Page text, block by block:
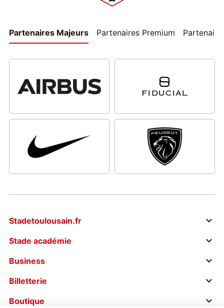
Partenaires Majeurs Partenaires Premium
Stadetoulousain.fr
Stade académie
Business
Billetterie
Boutique